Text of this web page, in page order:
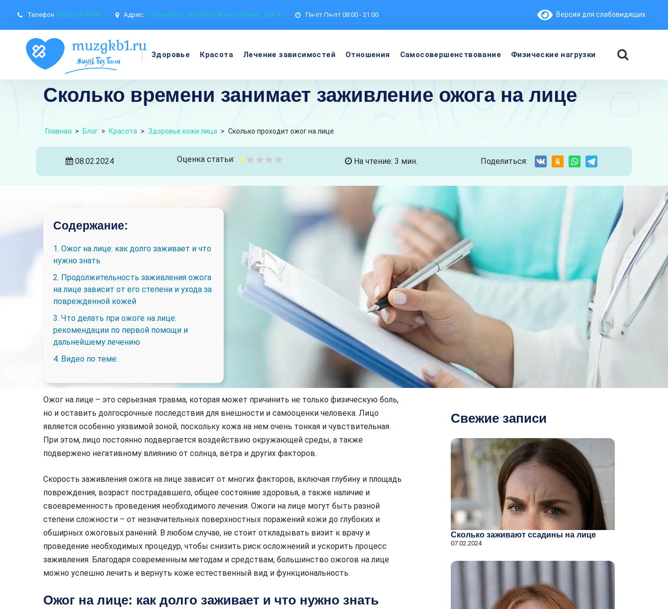
Телефон (8422) 20-48-58 Адрес: г. Ульяновск, проспект Врача Сурова, дом 4 Пн-пт Пн-пт 08:00 - 21:00 Версия для слабовидящих
Здоровье Красота Лечение зависимостей Отношения Самосовершенствование Физические нагрузки
Сколько времени занимает заживление ожога на лице
Главная > Блог > Красота > Здоровье кожи лица > Сколько проходит ожог на лице
08.02.2024 Оценка статьи: На чтение: 3 мин. Поделиться:
Содержание:
1. Ожог на лице: как долго заживает и что
нужно знать
2. Продолжительность заживления ожога
на лице зависит от его степени и ухода за
поврежденной кожей
3. Что делать при ожоге на лице:
рекомендации по первой помощи и
дальнейшему лечению
4. Видео по теме:
Ожог на лице – это серьезная травма, которая может причинить не только физическую боль,
но и оставить долгосрочные последствия для внешности и самооценки человека. Лицо
является особенно уязвимой зоной, поскольку кожа на нем очень тонкая и чувствительная.
При этом, лицо постоянно подвергается воздействию окружающей среды, а также
подвержено негативному влиянию от солнца, ветра и других факторов.
Скорость заживления ожога на лице зависит от многих факторов, включая глубину и площадь
повреждения, возраст пострадавшего, общее состояние здоровья, а также наличие и
своевременность проведения необходимого лечения. Ожоги на лице могут быть разной
степени сложности – от незначительных поверхностных поражений кожи до глубоких и
обширных ожоговых ранений. В любом случае, не стоит откладывать визит к врачу и
проведение необходимых процедур, чтобы снизить риск осложнений и ускорить процесс
заживления. Благодаря современным методам и средствам, большинство ожогов на лице
можно успешно лечить и вернуть коже естественный вид и функциональность.
Ожог на лице: как долго заживает и что нужно знать
Свежие записи
Сколько заживают ссадины на лице
07.02.2024